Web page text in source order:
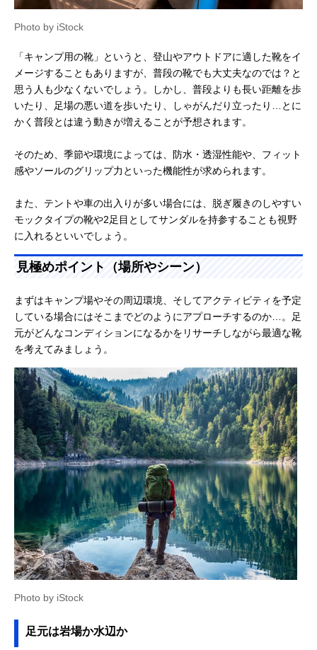
Photo by iStock
「キャンプ用の靴」というと、登山やアウトドアに適した靴をイ
メージすることもありますが、普段の靴でも大丈夫なのでは？と
思う人も少なくないでしょう。しかし、普段よりも長い距離を歩
いたり、足場の悪い道を歩いたり、しゃがんだり立ったり…とに
かく普段とは違う動きが増えることが予想されます。
そのため、季節や環境によっては、防水・透湿性能や、フィット
感やソールのグリップ力といった機能性が求められます。
また、テントや車の出入りが多い場合には、脱ぎ履きのしやすい
モックタイプの靴や2足目としてサンダルを持参することも視野
に入れるといいでしょう。
見極めポイント（場所やシーン）
まずはキャンプ場やその周辺環境、そしてアクティビティを予定
している場合にはそこまでどのようにアプローチするのか…。足
元がどんなコンディションになるかをリサーチしながら最適な靴
を考えてみましょう。
Photo by iStock
足元は岩場か水辺か